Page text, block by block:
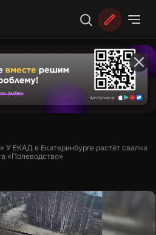
У ЕКАД в Екатеринбурге растёт свалка
«Полеводство»